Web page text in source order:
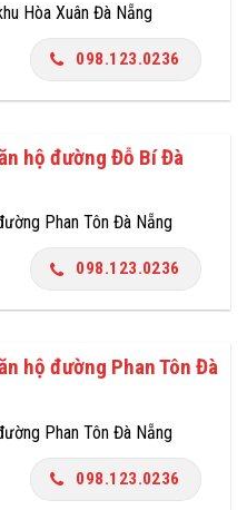
Hòa Xuân Đà Nẵng
098.123.0236
hộ đường Đỗ Bí Đà
Phan Tôn Đà Nẵng
098.123.0236
hộ đường Phan Tôn Đà
Phan Tôn Đà Nẵng
098.123.0236